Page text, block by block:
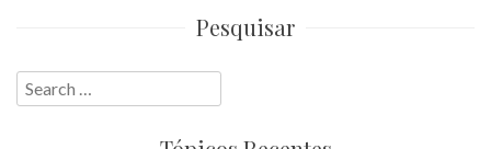
Pesquisar
Search
for: